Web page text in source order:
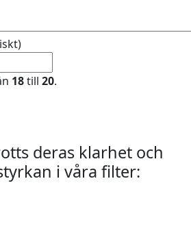
18till 20.
deras klarhet och
i våra filter: